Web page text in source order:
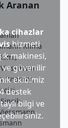
cihazlar
hizmeti
makinesi,
ve güvenilir
ekibimiz
destek
bilgi ve
Aranan
Klima